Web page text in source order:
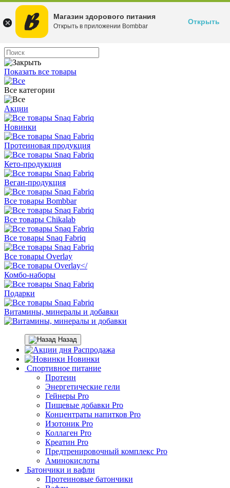
Показать все товары
Все категории
Акции
Новинки
Протеиновая продукция
Кето-продукция
Веган-продукция
Все товары Bombbar
Все товары Chikalab
Все товары Snaq Fabriq
Все товары Overlay
Комбо-наборы
Подарки
Витамины, минералы и добавки
Назад
Распродажа
Новинки
Спортивное питание
Протеин
Энергетические гели
Гейнеры Pro
Пищевые добавки Pro
Концентраты напитков Pro
Изотоник Pro
Коллаген Pro
Креатин Pro
Предтренировочный комплекс Pro
Аминокислоты
Батончики и вафли
Протеиновые батончики
Магазин здорового питания
Открыть в приложении Bombbar
Открыть